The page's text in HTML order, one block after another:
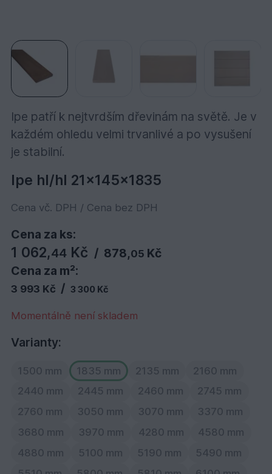
Ipe patří k nejtvrdším dřevinám na světě. Je v
každém ohledu velmi trvanlivé a po vysušení
je stabilní.
Ipe hl/hl 21x145x1835
Cena vč. DPH / Cena bez DPH
Cena za ks:
1 062,44Kč / 878,05 Kč
Cena za m²:
3 993 Kč / 3 300 Kč
Momentálně není skladem
Varianty:
1500 mm 1835 mm 2135 mm
2160 mm
2440 mm
2445 mm 2460 mm
2745 mm
2760 mm
3050 mm 3070 mm
3370 mm
3680 mm
3970 mm 4280 mm
4580 mm
4880 mm
5100 mm 5190 mm
5490 mm